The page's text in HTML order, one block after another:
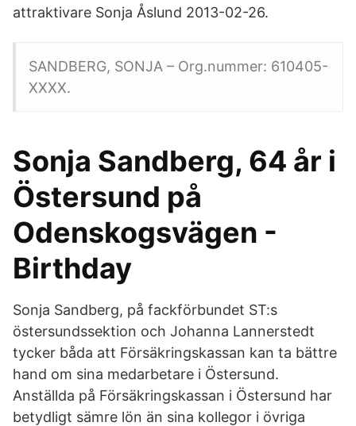
attraktivare Sonja Åslund 2013-02-26.
SANDBERG, SONJA – Org.nummer: 610405-
XXXX.
Sonja Sandberg, 64 år i
Östersund på
Odenskogsvägen -
Birthday
Sonja Sandberg, på fackförbundet ST:s
östersundssektion och Johanna Lannerstedt
tycker båda att Försäkringskassan kan ta bättre
hand om sina medarbetare i Östersund.
Anställda på Försäkrings­kassan i Östersund har
betydligt sämre lön än sina kollegor i övriga